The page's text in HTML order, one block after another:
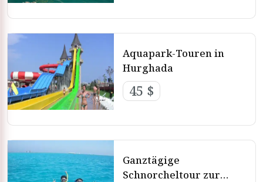
Aquapark-Touren in
Hurghada
45 $
Ganztägige
Schnorcheltour zur